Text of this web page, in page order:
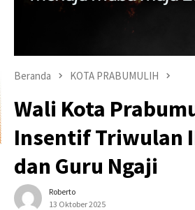
Beranda KOTA PRABUMULIH
Wali Kota
Insentif Triwulan
dan Guru Ngaji
Roberto
13 Oktober 2025